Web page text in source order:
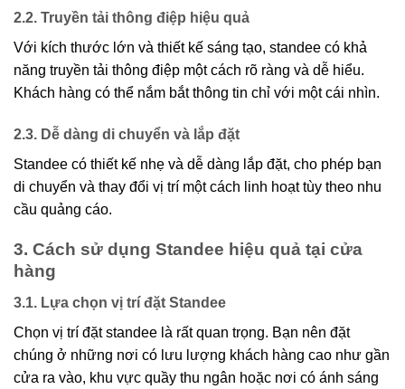
2.2. Truyền tải thông điệp hiệu quả
Với kích thước lớn và thiết kế sáng tạo, standee có khả
năng truyền tải thông điệp một cách rõ ràng và dễ hiểu.
Khách hàng có thể nắm bắt thông tin chỉ với một cái nhìn.
2.3. Dễ dàng di chuyển và lắp đặt
Standee có thiết kế nhẹ và dễ dàng lắp đặt, cho phép bạn
di chuyển và thay đổi vị trí một cách linh hoạt tùy theo nhu
cầu quảng cáo.
3. Cách sử dụng Standee hiệu quả tại cửa
hàng
3.1. Lựa chọn vị trí đặt Standee
Chọn vị trí đặt standee là rất quan trọng. Bạn nên đặt
chúng ở những nơi có lưu lượng khách hàng cao như gần
cửa ra vào, khu vực quầy thu ngân hoặc nơi có ánh sáng